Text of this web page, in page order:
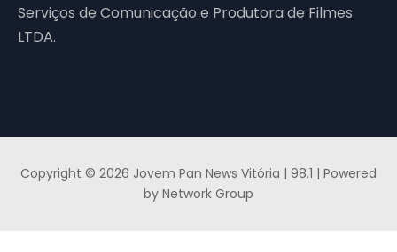
Serviços de Comunicação e Produtora de Filmes
LTDA.
Copyright © 2026 Jovem Pan News Vitória | 98.1 | Powered
by Network Group